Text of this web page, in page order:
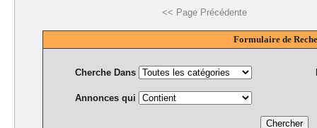
<< Page Précédente
Formulaire de
Cherche Dans
Annonces qui